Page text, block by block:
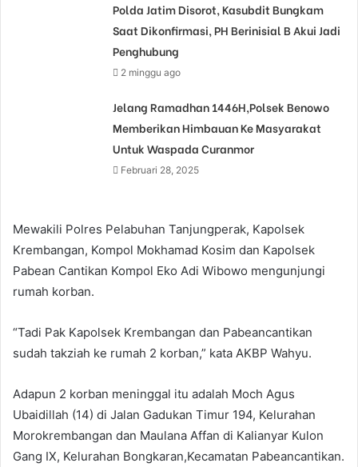
Polda Jatim Disorot, Kasubdit Bungkam
Saat Dikonfirmasi, PH Berinisial B Akui Jadi
Penghubung
2 minggu ago
Jelang Ramadhan 1446H,Polsek Benowo
Memberikan Himbauan Ke Masyarakat
Untuk Waspada Curanmor
Februari 28, 2025
Mewakili Polres Pelabuhan Tanjungperak, Kapolsek
Krembangan, Kompol Mokhamad Kosim dan Kapolsek
Pabean Cantikan Kompol Eko Adi Wibowo mengunjungi
rumah korban.
“Tadi Pak Kapolsek Krembangan dan Pabeancantikan
sudah takziah ke rumah 2 korban,” kata AKBP Wahyu.
Adapun 2 korban meninggal itu adalah Moch Agus
Ubaidillah (14) di Jalan Gadukan Timur 194, Kelurahan
Morokrembangan dan Maulana Affan di Kalianyar Kulon
Gang IX, Kelurahan Bongkaran,Kecamatan Pabeancantikan.